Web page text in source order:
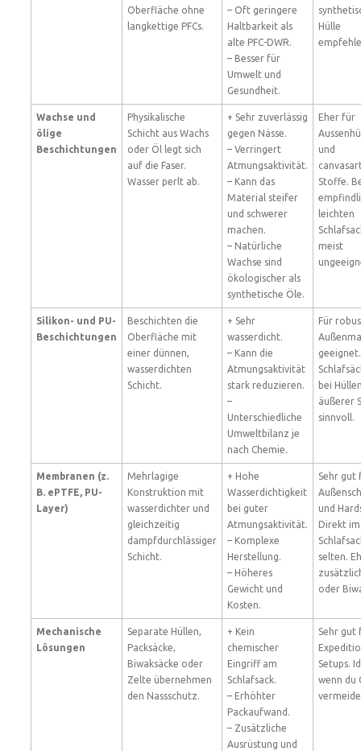
Oberfläche ohne
langkettige PFCs.
– Oft geringere
Haltbarkeit als
alte PFC-DWR.
– Besser für
Umwelt und
Gesundheit.
Hülle
Wachse und
ölige
Beschichtungen
Physikalische
Schicht aus Wachs
oder Öl legt sich
auf die Faser.
Wasser perlt ab.
+ Sehr zuverlässig
gegen Nässe.
– Verringert
Atmungsaktivität.
– Kann das
Material steifer
und schwerer
machen.
– Natürliche
Wachse sind
ökologischer als
synthetische Öle.
Eher für
und
Stoffe.
leichten
meist
Silikon- und PU-
Beschichtungen
Beschichten die
Oberfläche mit
einer dünnen,
wasserdichten
Schicht.
+ Sehr
wasserdicht.
– Kann die
Atmungsaktivität
stark reduzieren.
–
Unterschiedliche
Umweltbilanz je
nach Chemie.
Für
bei
äußerer
sinnvoll.
Membranen (z.
B. ePTFE, PU-
Layer)
Mehrlagige
Konstruktion mit
wasserdichter und
gleichzeitig
dampfdurchlässiger
Schicht.
+ Hohe
Wasserdichtigkeit
bei guter
Atmungsaktivität.
– Komplexe
Herstellung.
– Höheres
Gewicht und
Kosten.
Sehr gut
und
Direkt im
selten.
oder
Mechanische
Lösungen
Separate Hüllen,
Packsäcke,
Biwaksäcke oder
Zelte übernehmen
den Nassschutz.
+ Kein
chemischer
Eingriff am
Schlafsack.
– Erhöhter
Packaufwand.
– Zusätzliche
Ausrüstung und
Sehr gut
Setups.
wenn du